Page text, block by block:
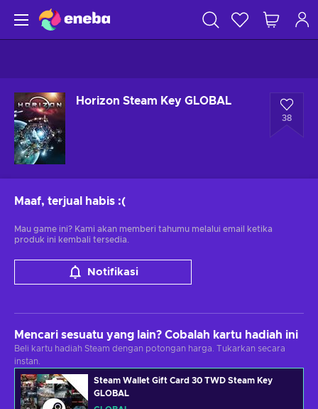
Horizon Steam Key GLOBAL
38
Maaf, terjual habis :(
Mau game ini? Kami akan memberi tahumu melalui email ketika
produk ini kembali tersedia.
Notifikasi
Mencari sesuatu yang lain? Cobalah kartu hadiah ini
Beli kartu hadiah Steam dengan potongan harga. Tukarkan secara
instan.
Steam Wallet Gift Card 30 TWD Steam Key
GLOBAL